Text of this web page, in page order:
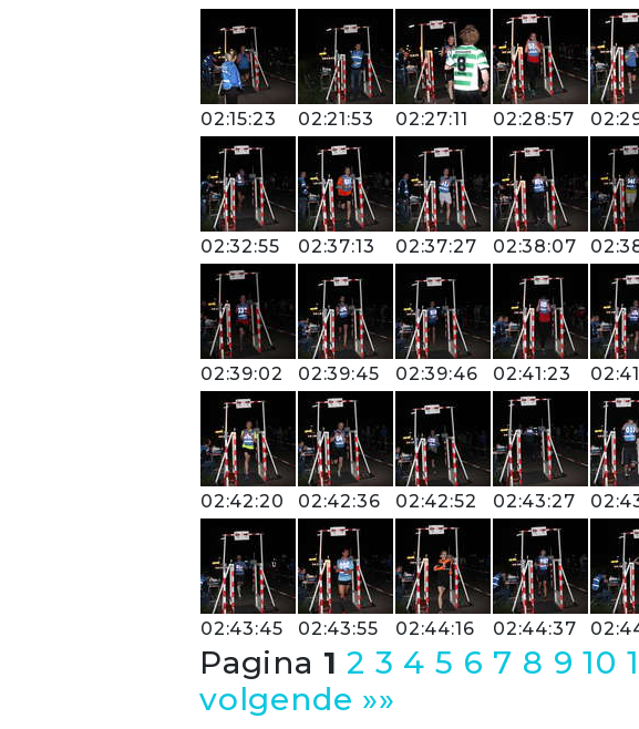
02:15:23 02:21:53 02:27:11 02:28:57
02:32:55 02:37:13 02:37:27 02:38:07
02:39:02 02:39:45 02:39:46 02:41:23
02:42:20 02:42:36 02:42:52 02:43:27
02:43:45 02:43:55 02:44:16 02:44:37
Pagina 1 2 3 4 5 6 7 8 9 10
volgende »»